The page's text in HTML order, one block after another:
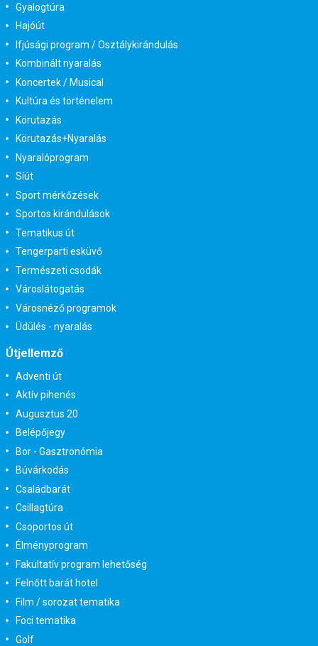
Gyalogtúra
Hajóút
Ifjúsági program / Osztálykirándulás
Kombinált nyaralás
Koncertek / Musical
Kultúra és történelem
Körutazás
Körutazás+Nyaralás
Nyaralóprogram
Síút
Sport mérkőzések
Sportos kirándulások
Tematikus út
Tengerparti esküvő
Természeti csodák
Városlátogatás
Városnéző programok
Üdülés - nyaralás
Útjellemző
Adventi út
Aktív pihenés
Augusztus 20
Belépőjegy
Bor - Gasztronómia
Búvárkodás
Családbarát
Csillagtúra
Csoportos út
Élményprogram
Fakultatív program lehetőség
Felnőtt barát hotel
Film / sorozat tematika
Foci tematika
Golf